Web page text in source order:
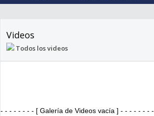
Videos
Todos los videos
- - - - - - - - [ Galería de Videos vacía ] - - - - - - - -